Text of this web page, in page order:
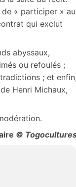
« participer » au
qui exclut
abyssaux,
ou refoulés ;
; et
Henri Michaux,
©